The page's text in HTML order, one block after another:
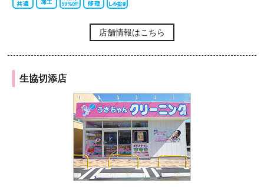
店舗情報はこちら
生協切添店